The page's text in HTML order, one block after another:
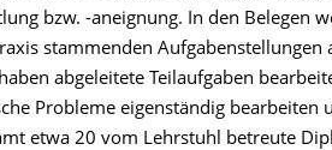
bzw. -aneignung. In den Belegen
stammenden Aufgabenstellungen
abgeleitete Teilaufgaben
Probleme eigenständig bearbeiten
etwa 20 vom Lehrstuhl betreute